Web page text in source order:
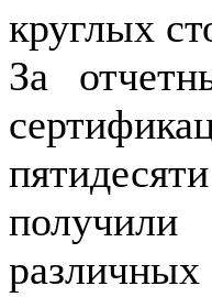
круглых
За